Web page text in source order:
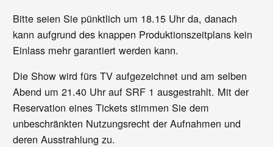
Bitte seien Sie pünktlich um 18.15 Uhr da, danach
kann aufgrund des knappen Produktionszeitplans kein
Einlass mehr garantiert werden kann.
Die Show wird fürs TV aufgezeichnet und am selben
Abend um 21.40 Uhr auf SRF 1 ausgestrahlt. Mit der
Reservation eines Tickets stimmen Sie dem
unbeschränkten Nutzungsrecht der Aufnahmen und
deren Ausstrahlung zu.